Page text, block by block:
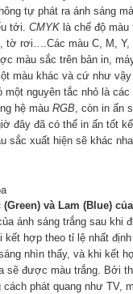
tự phát ra ánh sáng
tới. CMYK là chế độ màu
tờ rơi….Các màu C, M, Y,
màu sắc trên bản in,
màu khác và cứ như
nguyên tắc nhỏ là các
hệ màu RGB, còn in ấn
đây đã có thể in ấn tốt
sắc xuất hiện sẽ khác
và Lam (Blue)
ánh sáng trắng sau khi
hợp theo tỉ lệ nhất
nhìn thấy, và khi kết
sẽ được màu trắng. Bởi
phát quang như TV,